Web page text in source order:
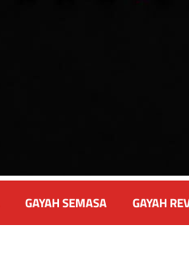
GAYAH SEMASA GAYAH